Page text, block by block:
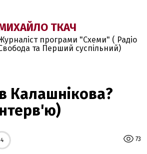
ТКАЧ
програми "Схеми" ( Радіо
та Перший суспільний)
Калашнікова?
73
4